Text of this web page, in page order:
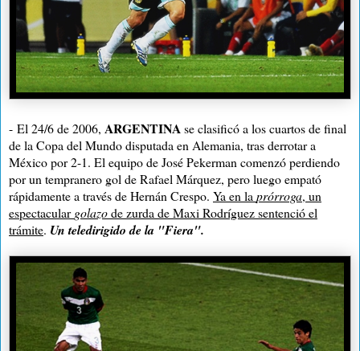
- El 24/6 de 2006, ARGENTINAse clasificó a los cuartos de final
de la Copa del Mundo disputada en Alemania, tras derrotar a
México por 2-1. El equipo de José Pekerman comenzó perdiendo
por un tempranero gol de Rafael Márquez, pero luego empató
rápidamente a través de Hernán Crespo. Ya en laprórroga, un
espectaculargolazode zurda de Maxi Rodríguez sentenció el
trámite. Un teledirigido de la "Fiera".